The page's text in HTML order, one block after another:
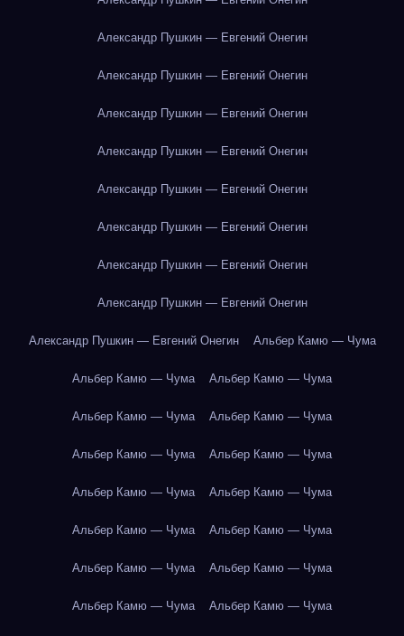
Александр Пушкин — Евгений Онегин
Александр Пушкин — Евгений Онегин
Александр Пушкин — Евгений Онегин
Александр Пушкин — Евгений Онегин
Александр Пушкин — Евгений Онегин
Александр Пушкин — Евгений Онегин
Александр Пушкин — Евгений Онегин
Александр Пушкин — Евгений Онегин
Александр Пушкин — Евгений Онегин Альбер Камю — Чума
Альбер Камю — Чума Альбер Камю — Чума
Альбер Камю — Чума Альбер Камю — Чума
Альбер Камю — Чума Альбер Камю — Чума
Альбер Камю — Чума Альбер Камю — Чума
Альбер Камю — Чума Альбер Камю — Чума
Альбер Камю — Чума Альбер Камю — Чума
Альбер Камю — Чума Альбер Камю — Чума